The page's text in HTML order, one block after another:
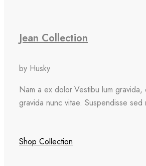
Jean Collection
by Husky
Nam a ex dolor.Vestibu lum
gravida nunc vitae. Suspendisse
Shop Collection